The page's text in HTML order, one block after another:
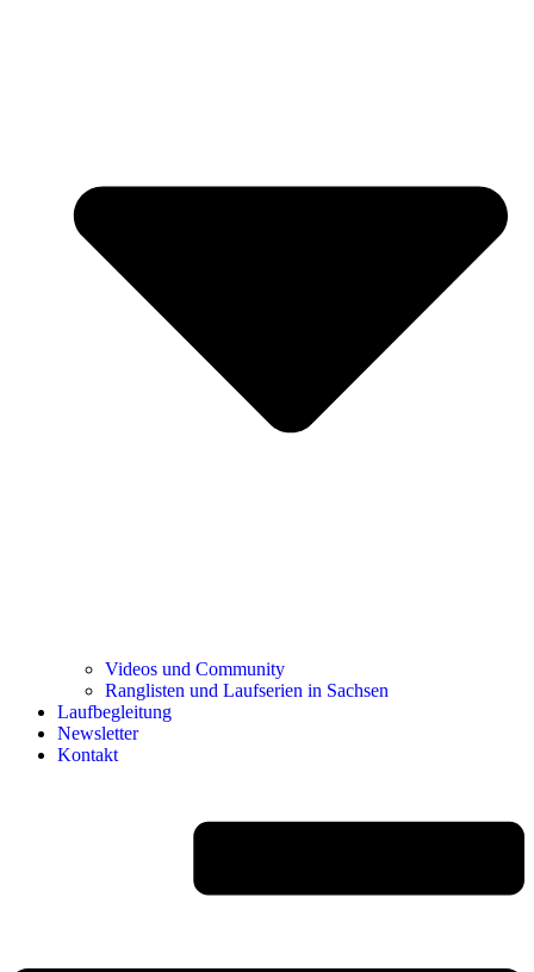
Videos und Community
Ranglisten und Laufserien in Sachsen
Laufbegleitung
Newsletter
Kontakt